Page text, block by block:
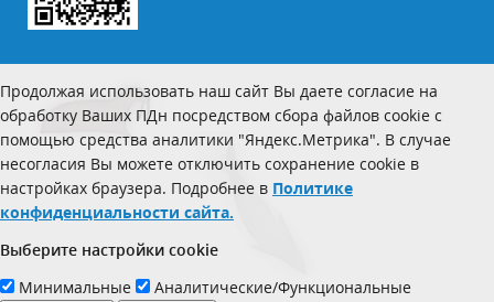
Продолжая использовать наш сайт Вы даете согласие на
обработку Ваших ПДн посредством сбора файлов cookie с
помощью средства аналитики "Яндекс.Метрика". В случае
несогласия Вы можете отключить сохранение cookie в
настройках браузера. Подробнее в Политике
конфиденциальности сайта.
Выберите настройки cookie
Минимальные
Аналитические/Функциональные